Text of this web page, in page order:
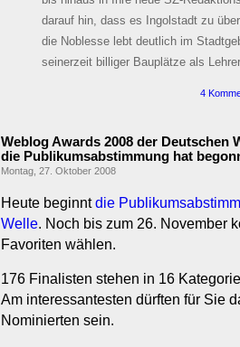
darauf hin, dass es Ingolstadt zu
die Noblesse lebt deutlich im
seinerzeit billiger Bauplätze als
4
Weblog Awards 2008 der Deutschen
die Publikumsabstimmung hat
Montag, 27. Oktober 2008
Heute beginntdie
Welle. Noch bis zum 26. November
Favoriten wählen.
176 Finalisten stehen in 16
Am interessantesten dürften für Sie
Nominierten sein.